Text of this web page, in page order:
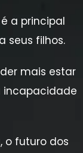
a principal
seus filhos.
mais estar
incapacidade
o futuro dos